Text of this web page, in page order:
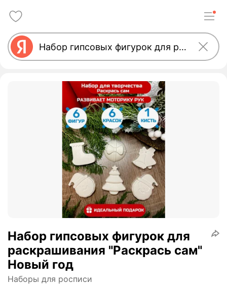
Набор гипсовых фигурок для
раскрашивания "Раскрась сам"
Новый год
Наборы для росписи